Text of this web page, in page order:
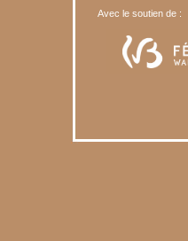
Avec le soutien de :